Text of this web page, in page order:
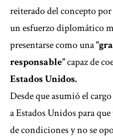
reiterado del concepto
un esfuerzo diplomático
presentarse como una
responsable”capaz de
Estados Unidos.
Desde que asumió el
a Estados Unidos para
de condiciones y no se